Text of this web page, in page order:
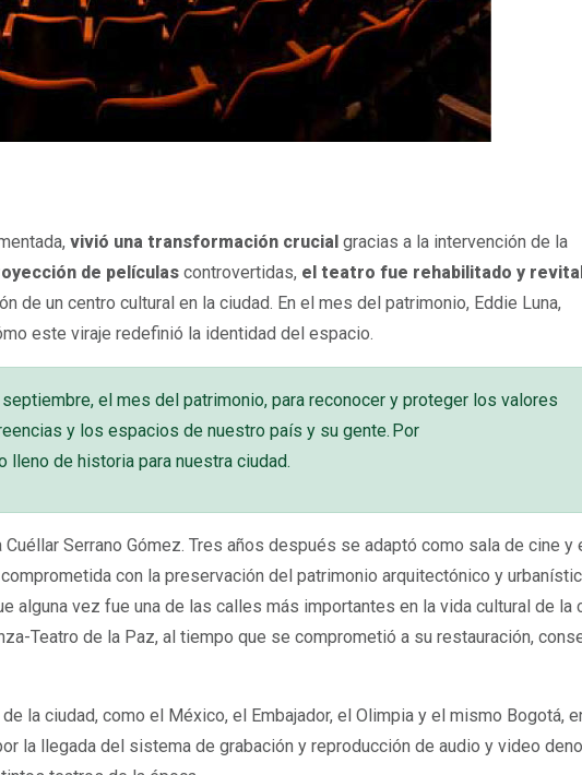
vivió una transformación crucial gracias a la intervención de la
de películas controvertidas, el teatro fue rehabilitado y
de un centro cultural en la ciudad. En el mes del patrimonio, Eddie Luna,
este viraje redefinió la identidad del espacio.
el mes del patrimonio, para reconocer y proteger los valores
y los espacios de nuestro país y su gente. Por
lleno de historia para nuestra ciudad.
Serrano Gómez. Tres años después se adaptó como sala de cine y
con la preservación del patrimonio arquitectónico y
alguna vez fue una de las calles más importantes en la vida cultural de la
Teatro de la Paz, al tiempo que se comprometió a su restauración,
la ciudad, como el México, el Embajador, el Olimpia y el mismo Bogotá,
la llegada del sistema de grabación y reproducción de audio y video